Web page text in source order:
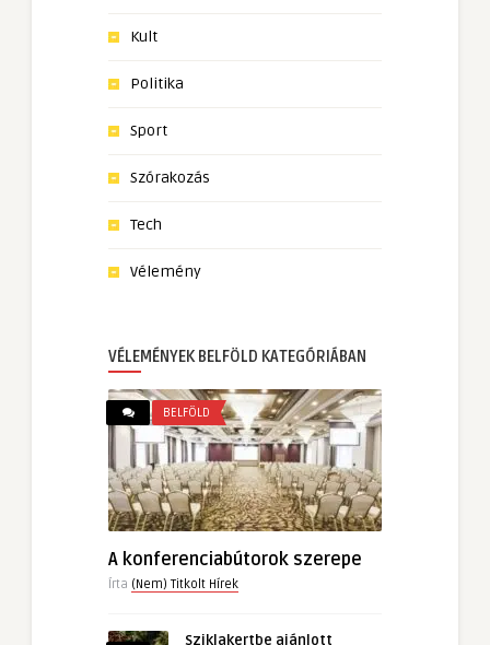
Kult
Politika
Sport
Szórakozás
Tech
Vélemény
VÉLEMÉNYEK BELFÖLD KATEGÓRIÁBAN
BELFÖLD
A konferenciabútorok szerepe
Írta (Nem) Titkolt Hírek
Sziklakertbe ajánlott